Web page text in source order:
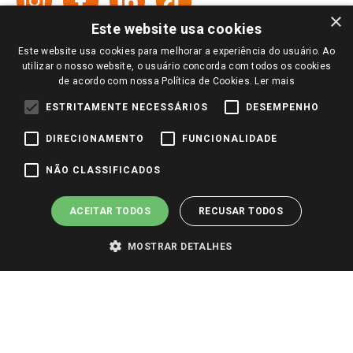
Notícias
Perguntas frequentes
Identidade Visual
Trocas e Devoluções
Redes Sociais
Pagamento e Segurança
×
Este website usa cookies
Este website usa cookies para melhorar a experiência do usuário. Ao
utilizar o nosso website, o usuário concorda com todos os cookies
de acordo com nossa Política de Cookies. Ler mais
ESTRITAMENTE NECESSÁRIOS DESEMPENHO
DIRECIONAMENTO FUNCIONALIDADE
NÃO CLASSIFICADOS
ACEITAR TODOS RECUSAR TODOS
MOSTRAR DETALHES